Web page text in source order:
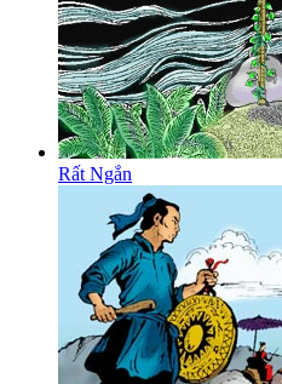
Rất Ngắn